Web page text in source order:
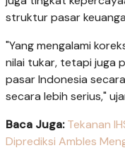
struktur pasar
"Yang mengalami
nilai tukar, tetapi juga
pasar Indonesia
secara lebih serius,"
Baca Juga: Tekanan
Diprediksi Ambles